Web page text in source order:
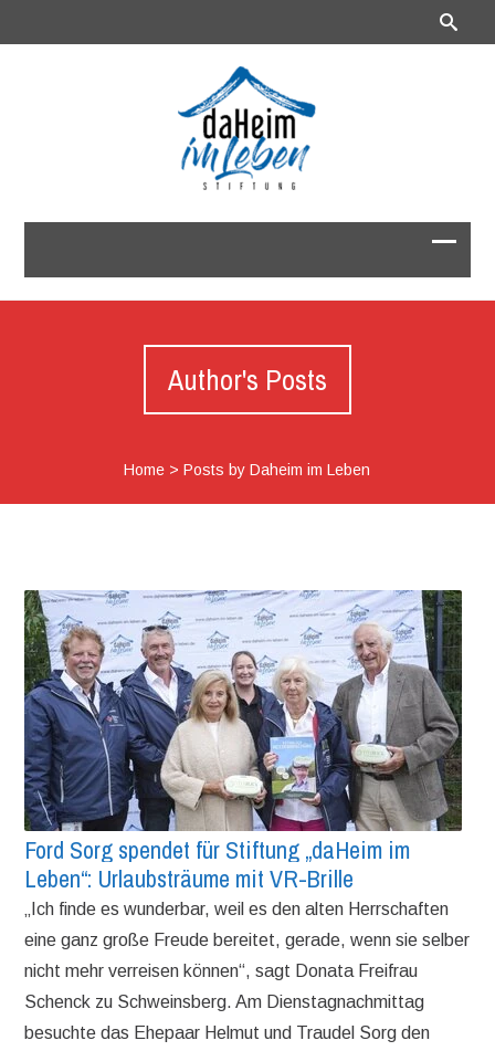
Author's Posts
Home >Posts by Daheim im Leben
Ford Sorg spendet für Stiftung „daHeim im
Leben“: Urlaubsträume mit VR-Brille
„Ich finde es wunderbar, weil es den alten Herrschaften
eine ganz große Freude bereitet, gerade, wenn sie selber
nicht mehr verreisen können“, sagt Donata Freifrau
Schenck zu Schweinsberg. Am Dienstagnachmittag
besuchte das Ehepaar Helmut und Traudel Sorg den